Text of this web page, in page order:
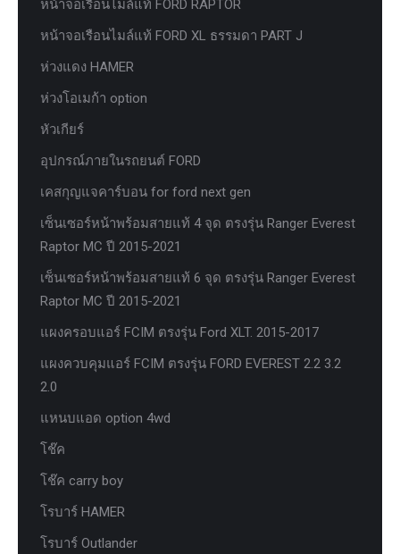
หน้าจอเรือนไมล์แท้ FORD RAPTOR
หน้าจอเรือนไมล์แท้ FORD XL ธรรมดา PART J
ห่วงแดง HAMER
ห่วงโอเมก้า option
หัวเกียร์
อุปกรณ์ภายในรถยนต์ FORD
เคสกุญแจคาร์บอน for ford next gen
เซ็นเซอร์หน้าพร้อมสายแท้ 4 จุด ตรงรุ่น Ranger Everest
Raptor MC ปี 2015-2021
เซ็นเซอร์หน้าพร้อมสายแท้ 6 จุด ตรงรุ่น Ranger Everest
Raptor MC ปี 2015-2021
แผงครอบแอร์ FCIM ตรงรุ่น Ford XLT. 2015-2017
แผงควบคุมแอร์ FCIM ตรงรุ่น FORD EVEREST 2.2 3.2
2.0
แหนบแอด option 4wd
โช๊ค
โช๊ค carry boy
โรบาร์ HAMER
โรบาร์ Outlander